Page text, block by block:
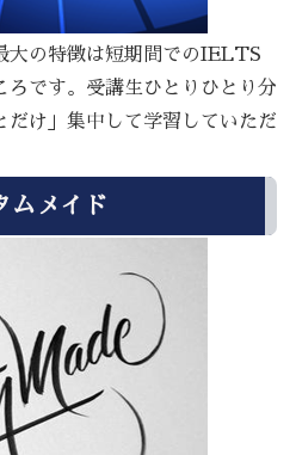
大の特徴は短期間でのIELTS
ろです。受講生ひとりひとり分
だけ」集中して学習していただ
ムメイド